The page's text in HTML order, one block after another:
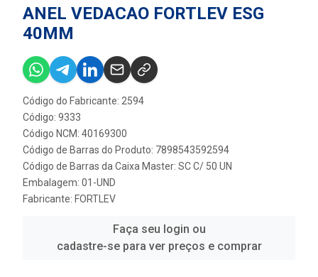
ANEL VEDACAO FORTLEV ESG
40MM
Código do Fabricante: 2594
Código: 9333
Código NCM: 40169300
Código de Barras do Produto: 7898543592594
Código de Barras da Caixa Master: SC C/ 50 UN
Embalagem: 01-UND
Fabricante: FORTLEV
Faça seu login ou
cadastre-se para ver preços e comprar